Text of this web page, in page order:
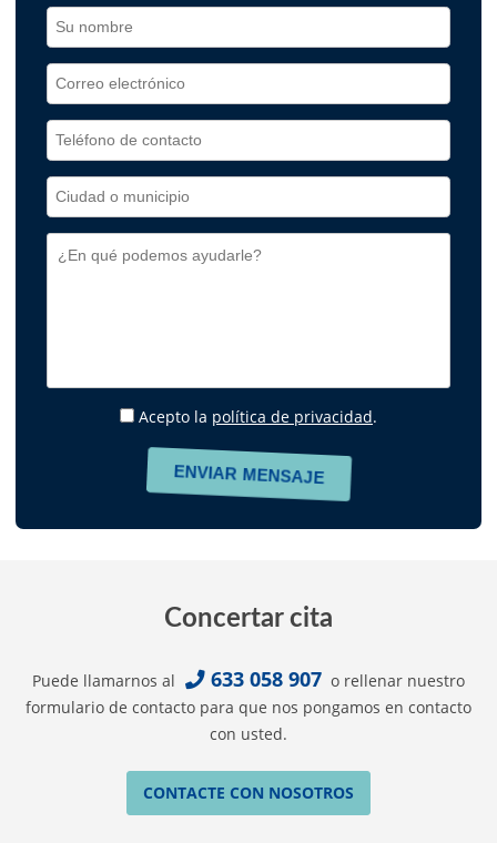
Acepto la política de privacidad.
Concertar cita
Puede llamarnos al 633 058 907 o rellenar nuestro
formulario de contacto para que nos pongamos en contacto
con usted.
CONTACTE CON NOSOTROS